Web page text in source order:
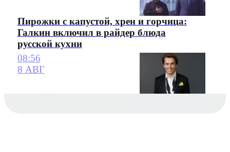
Пирожки с капустой, хрен и горчица:
Галкин включил в райдер блюда
русской кухни
08:56
8 АВГ